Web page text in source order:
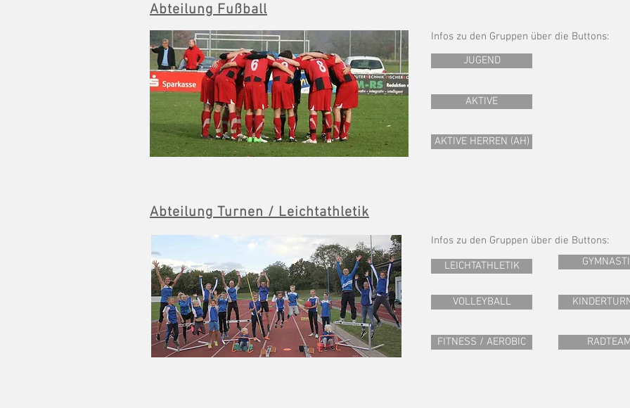
AbteilungFußball
Infos zu den Gruppen über die Buttons:
JUGEND
AKTIVE
AKTIVE HERREN (AH)
Abteilung Turnen /Leichtathletik
Infos zu den Gruppen über die Buttons:
LEICHTATHLETIK
VOLLEYBALL
FITNESS / AEROBIC RADTEAM